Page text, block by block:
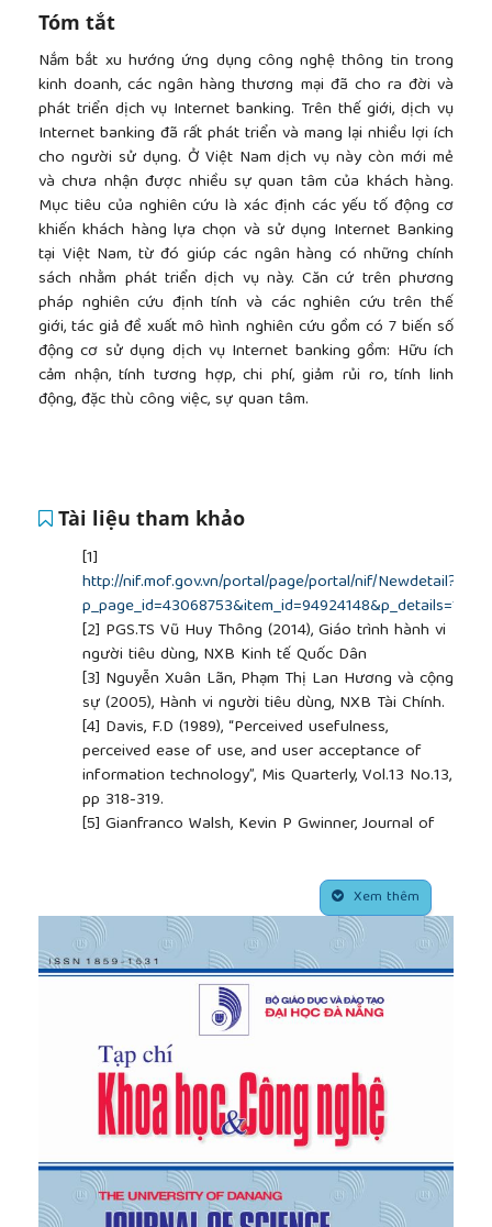
Tóm tắt
Nắm bắt xu hướng ứng dụng công nghệ thông tin trong
kinh doanh, các ngân hàng thương mại đã cho ra đời và
phát triển dịch vụ Internet banking. Trên thế giới, dịch vụ
Internet banking đã rất phát triển và mang lại nhiều lợi ích
cho người sử dụng. Ở Việt Nam dịch vụ này còn mới mẻ
và chưa nhận được nhiều sự quan tâm của khách hàng.
Mục tiêu của nghiên cứu là xác định các yếu tố động cơ
khiến khách hàng lựa chọn và sử dụng Internet Banking
tại Việt Nam, từ đó giúp các ngân hàng có những chính
sách nhằm phát triển dịch vụ này. Căn cứ trên phương
pháp nghiên cứu định tính và các nghiên cứu trên thế
giới, tác giả đề xuất mô hình nghiên cứu gồm có 7 biến số
động cơ sử dụng dịch vụ Internet banking gồm: Hữu ích
cảm nhận, tính tương hợp, chi phí, giảm rủi ro, tính linh
động, đặc thù công việc, sự quan tâm.
Tài liệu tham khảo
[1]
http://nif.mof.gov.vn/portal/page/portal/nif/Newdetail?
p_page_id=43068753&item_id=94924148&p_details=1
[2] PGS.TS Vũ Huy Thông (2014), Giáo trình hành vi
người tiêu dùng, NXB Kinh tế Quốc Dân
[3] Nguyễn Xuân Lãn, Phạm Thị Lan Hương và cộng
sự (2005), Hành vi người tiêu dùng, NXB Tài Chính.
[4] Davis, F.D (1989), “Perceived usefulness,
perceived ease of use, and user acceptance of
information technology”, Mis Quarterly, Vol.13 No.13,
pp 318-319.
[5] Gianfranco Walsh, Kevin P Gwinner, Journal of
Abdul Rehmen, Muhammad Zia-ur-Rahman, 2010,
Motivations for the Intention to use Mobile TV in
Pakista, Interdisciplinary Journal of Comtemporary
Research in Business.Vol 2, No 5
Jarvis B. Moore II, 2002, Information technology
Infusion: A Motivation approach. The Florida State
University College of Business.
[8]Dawson, Dennis, C., Harris & Sandhu, B. (2002),
Understanding the e-consumer. Qualitative Market
Research: An International Journal, 5(4), 281-290.
[9]Nguyễn Khánh Duy (2009), Bài giảng thực hành
mô hình cấu trúc tuyến tính với phần mềm Amos,
Khoa Kinh tế Phát triển, ĐH Kinh tế Hồ Chí Minh.
[10]http://quantri.vn/dict/details/7910-dong-co
Xem thêm